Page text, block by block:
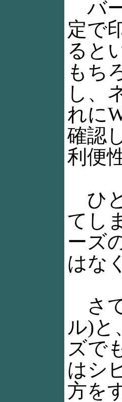
バ
定で
ると
もち
し、
れに
確認
利便
ひ
てし
ーズ
はな
さ
ル)と
ズで
はシ
方を